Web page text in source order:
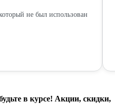
не был использован
в курсе! Акции, скидки,